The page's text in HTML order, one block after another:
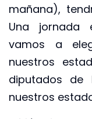
mañana),
Una jornada
vamos a
nuestros
diputados de
nuestros